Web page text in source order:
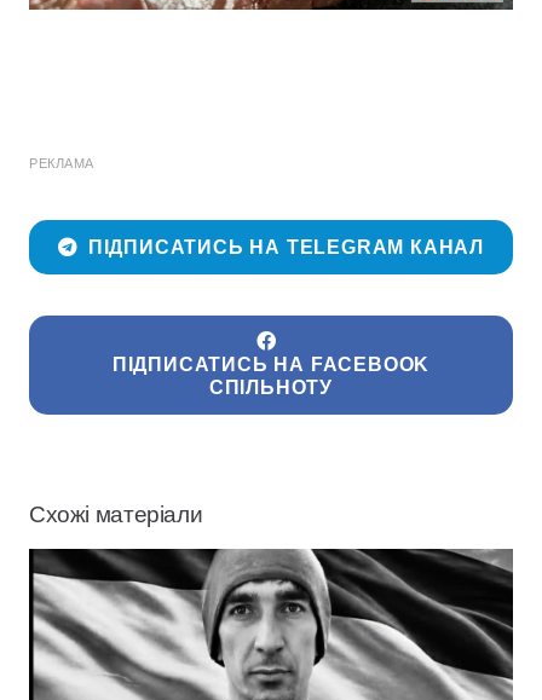
РЕКЛАМА
ПІДПИСАТИСЬ НА TELEGRAM КАНАЛ
ПІДПИСАТИСЬ НА FACEBOOK
СПІЛЬНОТУ
Схожі матеріали